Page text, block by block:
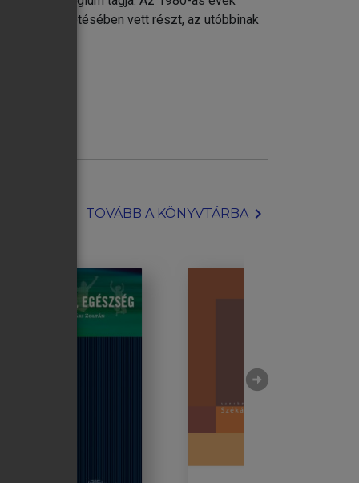
vezetésében vett részt, az utóbbinak
TOVÁBB A KÖNYVTÁRBAchevron_right
arrow_circle_right